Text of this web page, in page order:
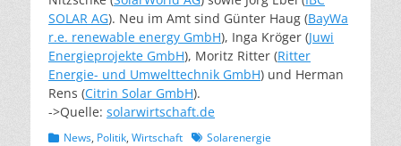
SOLAR AG). Neu im Amt sind Günter Haug (BayWa
r.e. renewable energy GmbH), Inga Kröger (Juwi
Energieprojekte GmbH), Moritz Ritter (Ritter
Energie- und Umwelttechnik GmbH) und Herman
Rens (Citrin Solar GmbH).
->Quelle: solarwirtschaft.de
Kategorien
News, Politik, Wirtschaft Schlagworte
Solarenergie